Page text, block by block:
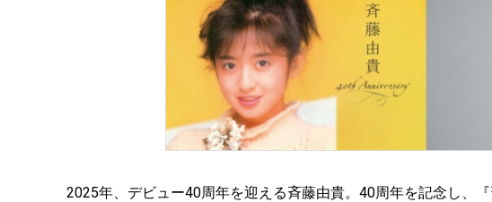
2025年、デビュー40周年を迎える斉藤由貴。40周年を記念し、